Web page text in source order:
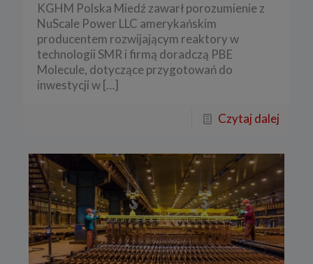
KGHM Polska Miedź zawarł porozumienie z
NuScale Power LLC amerykańskim
producentem rozwijającym reaktory w
technologii SMR i firmą doradczą PBE
Molecule, dotyczące przygotowań do
inwestycji w […]
Czytaj dalej